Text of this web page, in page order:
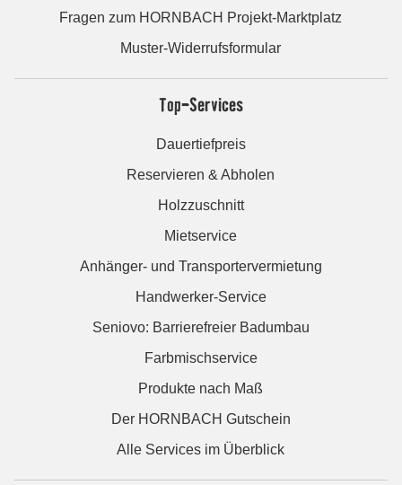
Fragen zum HORNBACH Projekt-Marktplatz
Muster-Widerrufsformular
Top-Services
Dauertiefpreis
Reservieren & Abholen
Holzzuschnitt
Mietservice
Anhänger- und Transportervermietung
Handwerker-Service
Seniovo: Barrierefreier Badumbau
Farbmischservice
Produkte nach Maß
Der HORNBACH Gutschein
Alle Services im Überblick